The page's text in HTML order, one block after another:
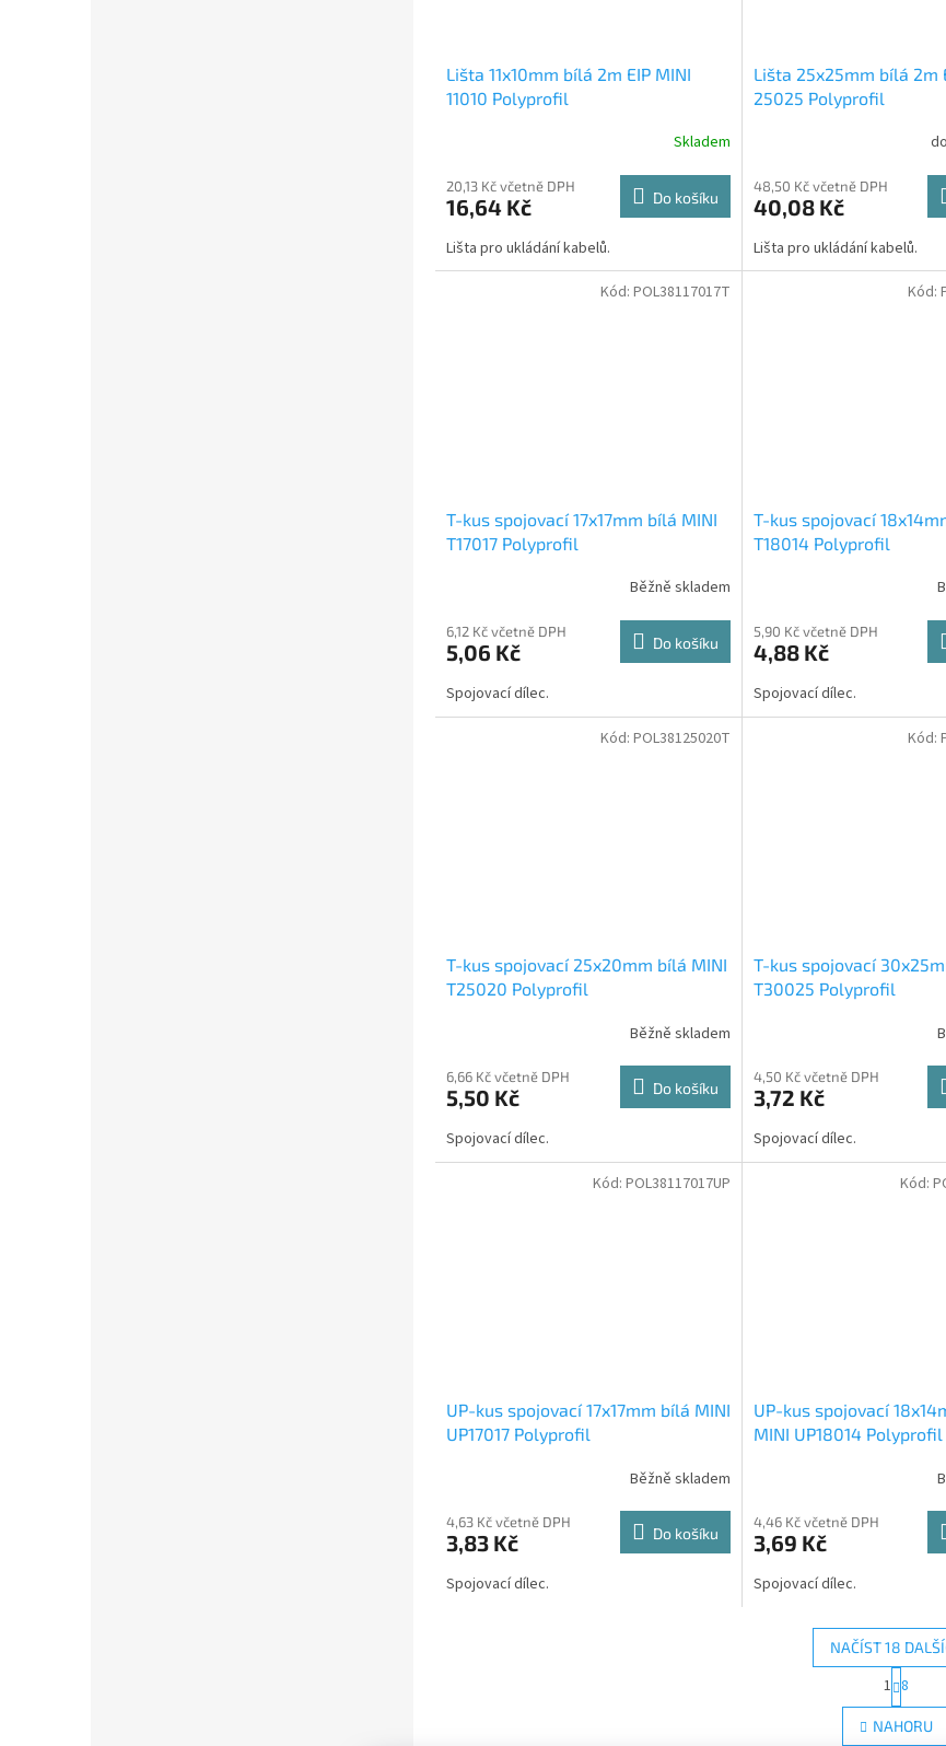
Lišta 11x10mm bílá 2m EIP MINI
11010 Polyprofil
Skladem
20,13 Kč včetně DPH
16,64 Kč Do košíku
Lišta pro ukládání kabelů.
Lišta 25x25mm bílá 2m
25025 Polyprofil
48,50 Kč včetně DPH
40,08 Kč
Lišta pro ukládání kabelů.
T-kus spojovací 17x17mm bílá MINI
T17017 Polyprofil
Běžně skladem
6,12 Kč včetně DPH
5,06 Kč Do košíku
Spojovací dílec.
Kód: POL38117017T
T-kus spojovací
T18014 Polyprofil
5,90 Kč včetně DPH
4,88 Kč
Spojovací dílec.
Kód:
T-kus spojovací 25x20mm bílá MINI
T25020 Polyprofil
Běžně skladem
6,66 Kč včetně DPH
5,50 Kč Do košíku
Spojovací dílec.
Kód: POL38125020T
T-kus spojovací
T30025 Polyprofil
4,50 Kč včetně DPH
3,72 Kč
Spojovací dílec.
Kód:
UP-kus spojovací 17x17mm bílá MINI
UP17017 Polyprofil
Běžně skladem
4,63 Kč včetně DPH
3,83 Kč Do košíku
Spojovací dílec.
Kód: POL38117017UP
UP-kus spojovací
MINI UP18014 Polyprofil
4,46 Kč včetně DPH
3,69 Kč
Spojovací dílec.
Kód:
O
v
l
NAČÍST 18
S
t
r
á
1 8
NAHORU